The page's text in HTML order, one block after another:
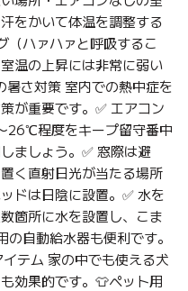
をかいて体温を調整する
（ハァハァと呼吸するこ
温の上昇には非常に弱い
さ対策 室内での熱中症を
が重要です。✅ エアコン
26℃程度をキープ留守番中
ましょう。✅ 窓際は避
く直射日光が当たる場所
ドは日陰に設置。✅ 水を
箇所に水を設置し、こま
自動給水器も便利です。
テム 家の中でも使える犬
効果的です。👕ペット用